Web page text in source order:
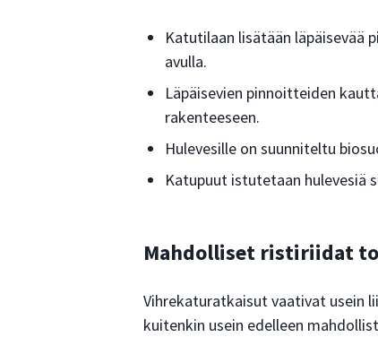
Katutilaan lisätään läpäisevää
avulla.
Läpäisevien pinnoitteiden
rakenteeseen.
Hulevesille on suunniteltu
Katupuut istutetaan hulevesiä
Mahdolliset ristiriidat
Vihrekaturatkaisut vaativat usein
kuitenkin usein edelleen